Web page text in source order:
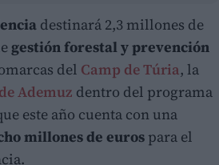
destinará 2,3 millones de
gestión forestal y prevención
del Camp de Túria, la
Ademuz dentro del programa
este año cuenta con una
millones de euros para el